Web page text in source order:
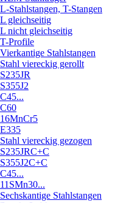
L-Stahlstangen, T-Stangen
L gleichseitig
L nicht gleichseitig
T-Profile
Vierkantige Stahlstangen
Stahl viereckig gerollt
S235JR
S355J2
C45...
C60
16MnCr5
E335
Stahl viereckig gezogen
S235JRC+C
S355J2C+C
C45...
11SMn30...
Sechskantige Stahlstangen